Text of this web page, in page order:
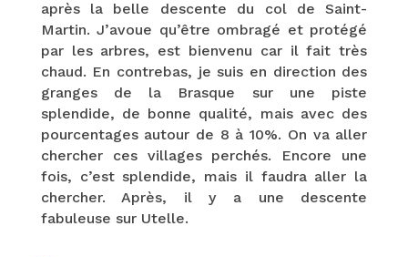
après la belle descente du col de Saint-
Martin. J’avoue qu’être ombragé et protégé
par les arbres, est bienvenu car il fait très
chaud. En contrebas, je suis en direction des
granges de la Brasque sur une piste
splendide, de bonne qualité, mais avec des
pourcentages autour de 8 à 10%. On va aller
chercher ces villages perchés. Encore une
fois, c’est splendide, mais il faudra aller la
chercher. Après, il y a une descente
fabuleuse sur Utelle.